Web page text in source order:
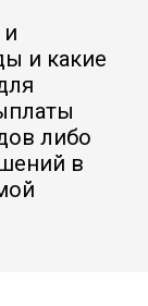
и какие
либо
в